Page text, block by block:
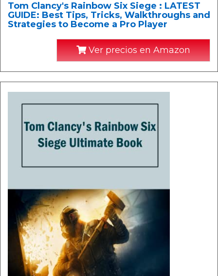
Tom Clancy's Rainbow Six Siege : LATEST
GUIDE: Best Tips, Tricks, Walkthroughs and
Strategies to Become a Pro Player
Ver precios en Amazon